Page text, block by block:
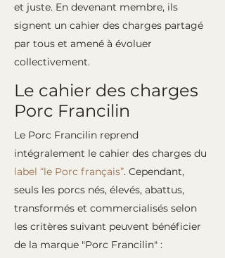
et juste. En devenant membre, ils
signent un cahier des charges partagé
par tous et amené à évoluer
collectivement.
Le cahier des charges
Porc Francilin
Le Porc Francilin reprend
intégralement le cahier des charges du
label “le Porc français”. Cependant,
seuls les porcs nés, élevés, abattus,
transformés et commercialisés selon
les critères suivant peuvent bénéficier
de la marque "Porc Francilin" :